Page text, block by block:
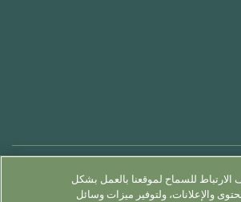
اتبعنا@
حدد موقعنا اتصل بنا
للسماح لموقعنا بالعمل بشكل
والإعلانات، ولتوفير ميزات وسائل